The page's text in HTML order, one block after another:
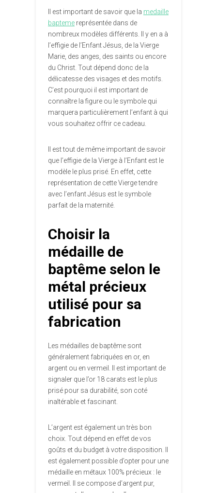
Il est important de savoir que la medaille
bapteme représentée dans de
nombreux modèles différents. Il y en a à
l’effigie de l’Enfant Jésus, de la Vierge
Marie, des anges, des saints ou encore
du Christ. Tout dépend donc de la
délicatesse des visages et des motifs.
C’est pourquoi il est important de
connaître la figure ou le symbole qui
marquera particulièrement l’enfant à qui
vous souhaitez offrir ce cadeau.
Il est tout de même important de savoir
que l’effigie de la Vierge à l’Enfant est le
modèle le plus prisé. En effet, cette
représentation de cette Vierge tendre
avec l’enfant Jésus est le symbole
parfait de la maternité.
Choisir la
médaille de
baptême selon le
métal précieux
utilisé pour sa
fabrication
Les médailles de baptême sont
généralement fabriquées en or, en
argent ou en vermeil. Il est important de
signaler que l’or 18 carats est le plus
prisé pour sa durabilité, son coté
inaltérable et fascinant.
L’argent est également un très bon
choix. Tout dépend en effet de vos
goûts et du budget à votre disposition. Il
est également possible d’opter pour une
médaille en métaux 100% précieux : le
vermeil. Il se compose d’argent pur,